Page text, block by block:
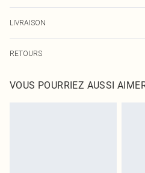
transferts de couleur peuvent se produire.
LIVRAISON
Livraison express France
Jusqu'à 2-3 jours ouvrables
RETOURS
pour nous retourner un article.
VOUS POURRIEZ AUSSI